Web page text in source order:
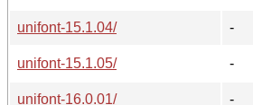
unifont-15.1.04/
-
unifont-15.1.05/
-
unifont-16.0.01/
-